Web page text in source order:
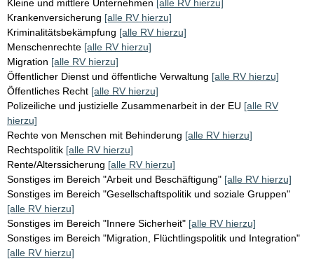
Kleine und mittlere Unternehmen [alle RV hierzu]
Krankenversicherung [alle RV hierzu]
Kriminalitätsbekämpfung [alle RV hierzu]
Menschenrechte [alle RV hierzu]
Migration [alle RV hierzu]
Öffentlicher Dienst und öffentliche Verwaltung [alle RV hierzu]
Öffentliches Recht [alle RV hierzu]
Polizeiliche und justizielle Zusammenarbeit in der EU [alle RV
hierzu]
Rechte von Menschen mit Behinderung [alle RV hierzu]
Rechtspolitik [alle RV hierzu]
Rente/Alterssicherung [alle RV hierzu]
Sonstiges im Bereich "Arbeit und Beschäftigung" [alle RV hierzu]
Sonstiges im Bereich "Gesellschaftspolitik und soziale Gruppen"
[alle RV hierzu]
Sonstiges im Bereich "Innere Sicherheit" [alle RV hierzu]
Sonstiges im Bereich "Migration, Flüchtlingspolitik und Integration"
[alle RV hierzu]